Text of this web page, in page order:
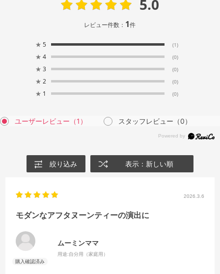
5.0
レビュー件数： 1件
★ 5 (1)
★ 4 (0)
★ 3 (0)
★ 2 (0)
★ 1 (0)
ユーザーレビュー （1） スタッフレビュー （0）
絞り込み 表示：新しい順
2026.3.6
モダンなアフタヌーンティーの演出に
ムーミンママ
用途:自分用（家庭用）